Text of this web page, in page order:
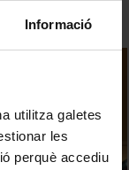
Informació
utilitza galetes
les
perquè accediu